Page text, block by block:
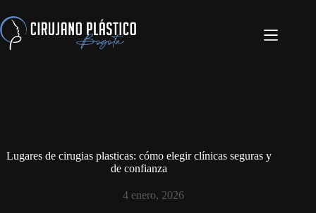
Lugares de cirugias plasticas: cómo elegir clínicas seguras y
de confianza
4 enero, 2026